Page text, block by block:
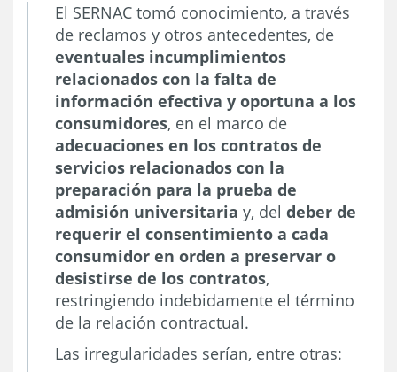
El SERNAC tomó conocimiento, a través
de reclamos y otros antecedentes, de
eventuales incumplimientos
relacionados con la falta de
información efectiva y oportuna a los
consumidores, en el marco de
adecuaciones en los contratos de
servicios relacionados con la
preparación para la prueba de
admisión universitaria y, del deber de
requerir el consentimiento a cada
consumidor en orden a preservar o
desistirse de los contratos,
restringiendo indebidamente el término
de la relación contractual.
Las irregularidades serían, entre otras: